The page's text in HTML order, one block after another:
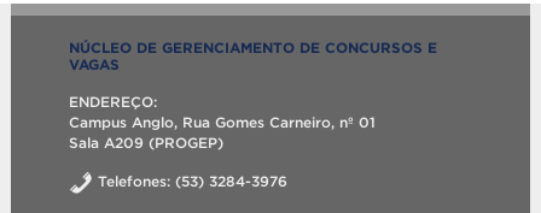
NÚCLEO DE GERENCIAMENTO DE CONCURSOS E
VAGAS
ENDEREÇO:
Campus Anglo, Rua Gomes Carneiro, nº 01
Sala A209 (PROGEP)
Telefones: (53) 3284-3976